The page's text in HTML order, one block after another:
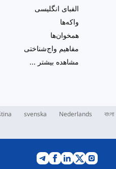
الفبای انگلیسی
واکه‌ها
همخوان‌ها
مفاهیم واج‌شناختی
مشاهده بیشتر ...
বাংলা
Nederlands
svenska